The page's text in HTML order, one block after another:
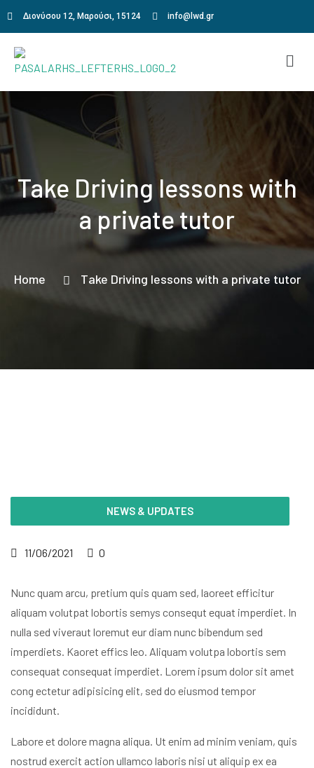
Διονύσου 12, Μαρούσι, 15124 info@lwd.gr
Take Driving lessons with
a private tutor
Home Take Driving lessons with a private tutor
NEWS & UPDATES
11/06/2021 0
Nunc quam arcu, pretium quis quam sed, laoreet efficitur
aliquam volutpat lobortis semys consequt equat imperdiet. In
nulla sed viveraut loremut eur diam nunc bibendum sed
imperdiets. Kaoret effics leo. Aliquam volutpa lobortis sem
consequat consequat imperdiet. Lorem ipsum dolor sit amet
cong ectetur adipisicing elit, sed do eiusmod tempor
incididunt.
Labore et dolore magna aliqua. Ut enim ad minim veniam, quis
nostrud exercit action ullamco laboris nisi ut aliquip ex ea